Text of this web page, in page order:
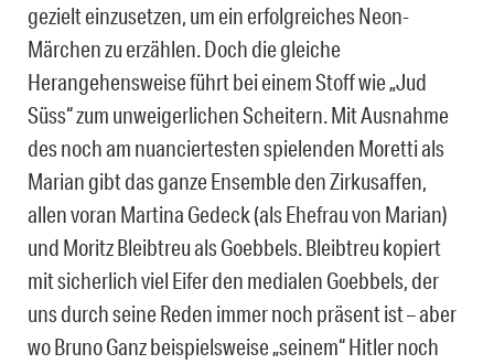
gezielt einzusetzen, um ein erfolgreiches Neon-
Märchen zu erzählen. Doch die gleiche
Herangehensweise führt bei einem Stoff wie „Jud
Süss“ zum unweigerlichen Scheitern. Mit Ausnahme
des noch am nuanciertesten spielenden Moretti als
Marian gibt das ganze Ensemble den Zirkusaffen,
allen voran Martina Gedeck (als Ehefrau von Marian)
und Moritz Bleibtreu als Goebbels. Bleibtreu kopiert
mit sicherlich viel Eifer den medialen Goebbels, der
uns durch seine Reden immer noch präsent ist – aber
wo Bruno Ganz beispielsweise „seinem“ Hitler noch